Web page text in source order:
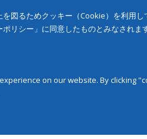
図るためクッキー（Cookie）を利用
リシー」に同意したものとみなされ
on our website. By clicking